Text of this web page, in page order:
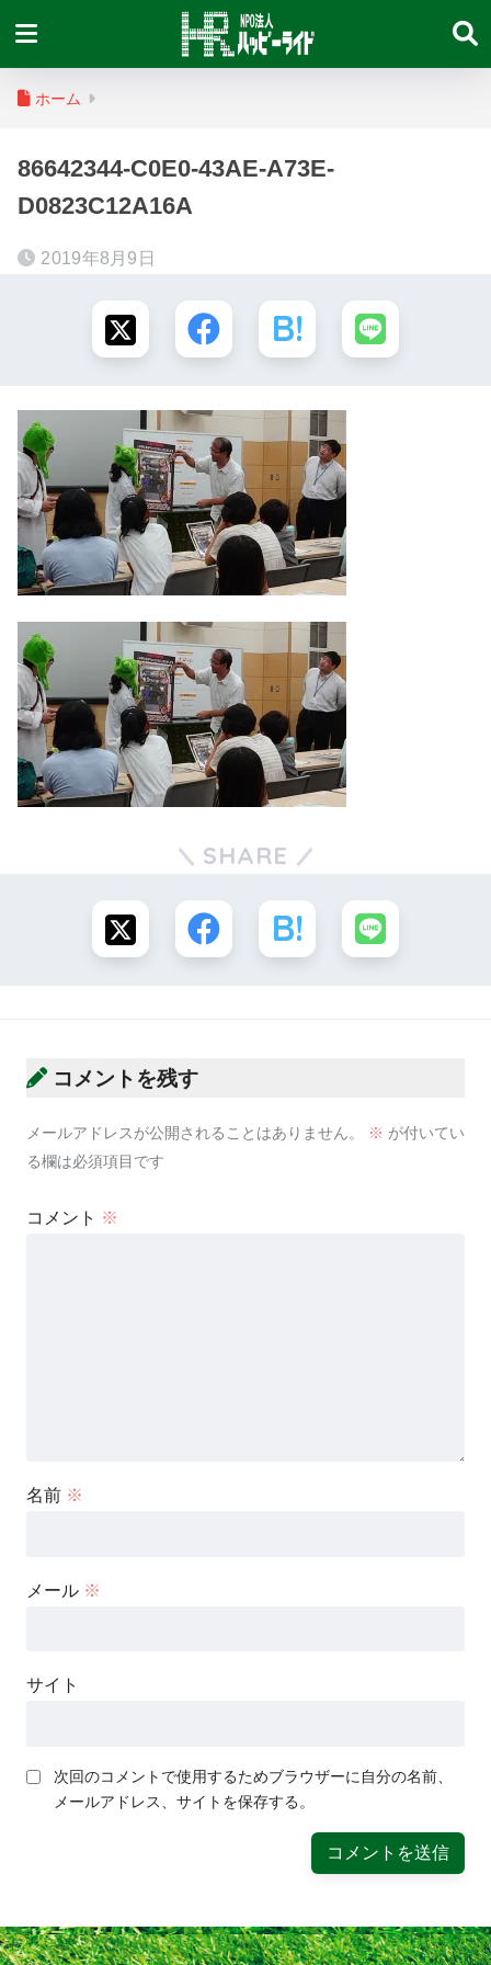
ホーム
86642344-C0E0-43AE-A73E-
D0823C12A16A
2019年8月9日
SHARE
コメントを残す
メールアドレスが公開されることはありません。 ※ が付いてい
る欄は必須項目です
コメント ※
名前 ※
メール ※
サイト
次回のコメントで使用するためブラウザーに自分の名前、
メールアドレス、サイトを保存する。